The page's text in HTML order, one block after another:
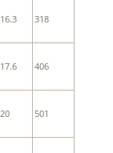
16.3 318
17.6 406
20 501